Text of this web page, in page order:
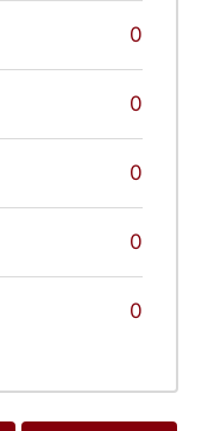
0
0
0
0
0